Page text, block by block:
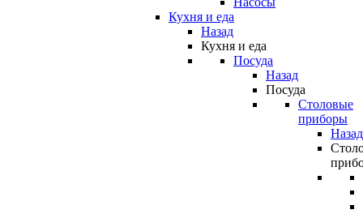
Кухня и еда
Назад
Кухня и еда
Посуда
Назад
Посуда
Столовые
приборы
Назад